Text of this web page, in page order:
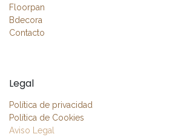
Floorpan
Bdecora
Contacto
Legal
Política de privacidad
Política de Cookies
Aviso Legal